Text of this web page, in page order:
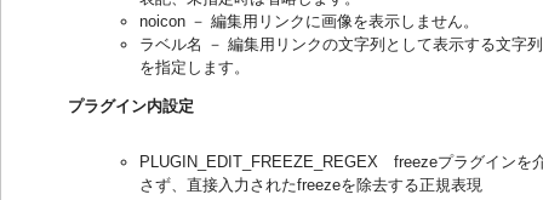
noicon － 編集用リンクに画像を表示しません。
ラベル名 － 編集用リンクの文字列として表示する文字列
を指定します。
プラグイン内設定
PLUGIN_EDIT_FREEZE_REGEX freezeプラグインを
さず、直接入力されたfreezeを除去する正規表現